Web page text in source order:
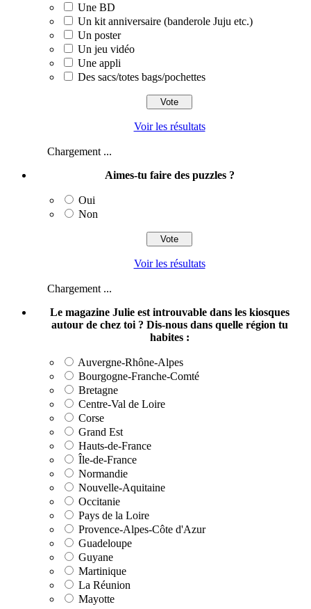
Une BD
Un kit anniversaire (banderole Juju etc.)
Un poster
Un jeu vidéo
Une appli
Des sacs/totes bags/pochettes
Voir les résultats
Chargement ...
Aimes-tu faire des puzzles ?
Oui
Non
Voir les résultats
Chargement ...
Le magazine Julie est introuvable dans les kiosques
autour de chez toi ? Dis-nous dans quelle région tu
habites :
Auvergne-Rhône-Alpes
Bourgogne-Franche-Comté
Bretagne
Centre-Val de Loire
Corse
Grand Est
Hauts-de-France
Île-de-France
Normandie
Nouvelle-Aquitaine
Occitanie
Pays de la Loire
Provence-Alpes-Côte d'Azur
Guadeloupe
Guyane
Martinique
La Réunion
Mayotte